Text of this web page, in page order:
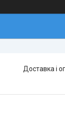
Доставка і